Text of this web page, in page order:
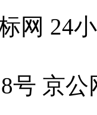
网 24
号 京